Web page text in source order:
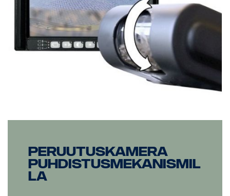
Peruutuskamera
puhdistusmekanismil
la